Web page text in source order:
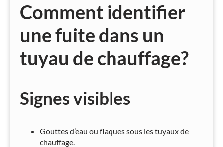
Comment identifier
une fuite dans un
tuyau de chauffage?
Signes visibles
Gouttes d’eau ou flaques sous les tuyaux de
chauffage.